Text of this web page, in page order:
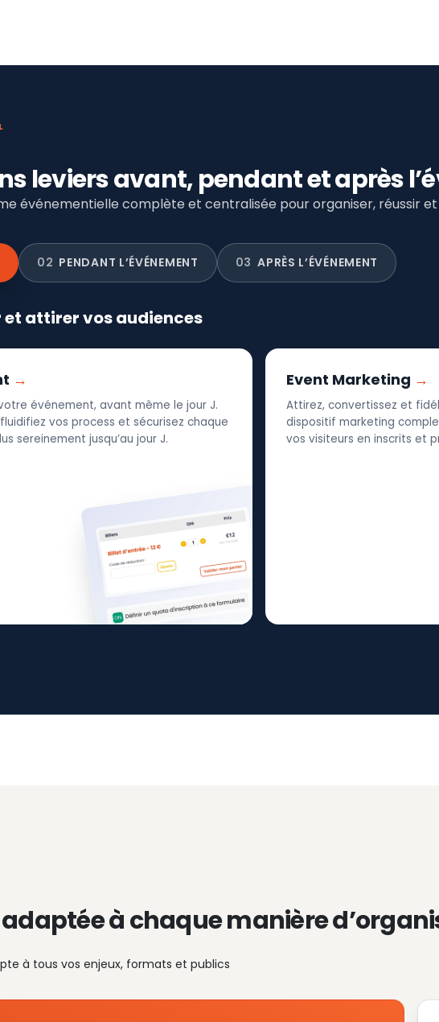
leviers avant, pendant et après
événementielle complète et centralisée pour organiser, réussir
02 PENDANT L’ÉVÉNEMENT 03 APRÈS L’ÉVÉNEMENT
attirer vos audiences
événement, avant même le jour J.
vos process et sécurisez chaque
sereinement jusqu’au jour J.
Event Marketing
Attirez, convertissez et
dispositif marketing
vos visiteurs en inscrits et
à chaque manière
à tous vos enjeux, formats et publics